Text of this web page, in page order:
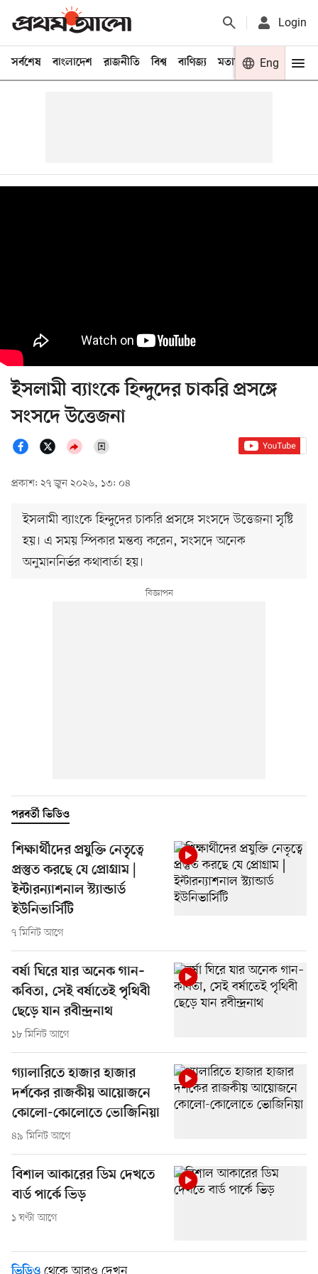
Login
সর্বশেষ বাংলাদেশ রাজনীতি বিশ্ব বাণিজ্য মতামত খেলা
Eng
ইসলামী ব্যাংকে হিন্দুদের চাকরি প্রসঙ্গে
সংসদে উত্তেজনা
প্রকাশ: ২৭ জুন ২০২৬, ১৩: ০৪
ইসলামী ব্যাংকে হিন্দুদের চাকরি প্রসঙ্গে সংসদে উত্তেজনা সৃষ্টি
হয়। এ সময় স্পিকার মন্তব্য করেন, সংসদে অনেক
অনুমাননির্ভর কথাবার্তা হয়।
পরবর্তী ভিডিও
শিক্ষার্থীদের প্রযুক্তি নেতৃত্বে
প্রস্তুত করছে যে প্রোগ্রাম |
ইন্টারন্যাশনাল স্ট্যান্ডার্ড
ইউনিভার্সিটি
৭ মিনিট আগে
বর্ষা ঘিরে যার অনেক গান–
কবিতা, সেই বর্ষাতেই পৃথিবী
ছেড়ে যান রবীন্দ্রনাথ
১৮ মিনিট আগে
গ্যালারিতে হাজার হাজার
দর্শকের রাজকীয় আয়োজনে
কোলো-কোলোতে ভোজিনিয়া
৪৯ মিনিট আগে
বিশাল আকারের ডিম দেখতে
বার্ড পার্কে ভিড়
১ ঘণ্টা আগে